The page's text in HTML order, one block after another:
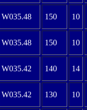
W035.48 150 10
W035.48 150 10
W035.42 140 14
W035.42 130 10